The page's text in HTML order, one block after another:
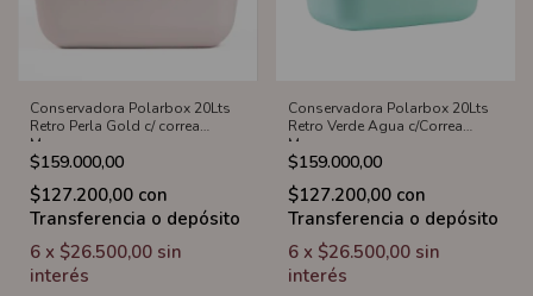
Conservadora Polarbox 20Lts
Retro Perla Gold c/ correa
Marron
$159.000,00
$127.200,00 con
Transferencia o depósito
6 x $26.500,00 sin
interés
Conservadora Polarbox 20Lts
Retro Verde Agua c/Correa
Marron
$159.000,00
$127.200,00 con
Transferencia o depósito
6 x $26.500,00 sin
interés